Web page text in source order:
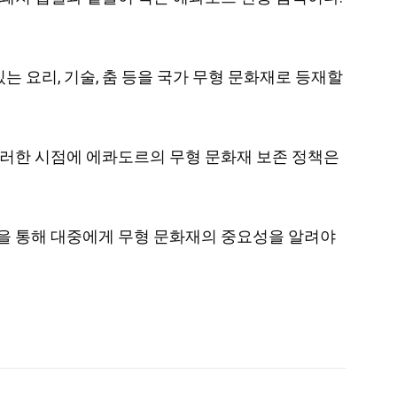
요리, 기술, 춤 등을 국가 무형 문화재로 등재할
한 시점에 에콰도르의 무형 문화재 보존 정책은
통해 대중에게 무형 문화재의 중요성을 알려야